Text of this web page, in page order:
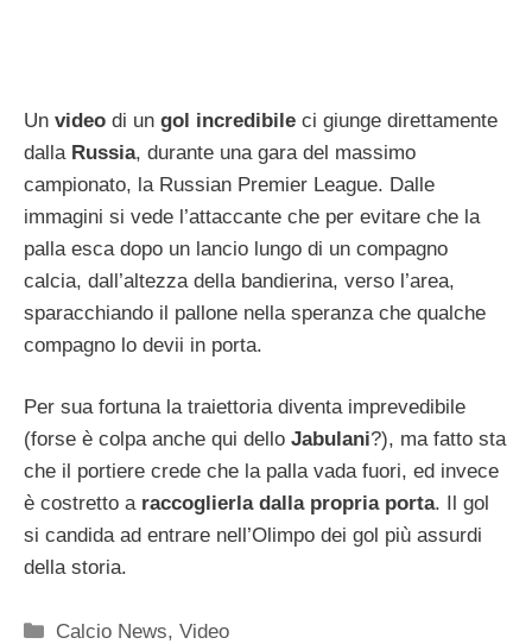
Un video di un gol incredibile ci giunge direttamente
dalla Russia, durante una gara del massimo
campionato, la Russian Premier League. Dalle
immagini si vede l’attaccante che per evitare che la
palla esca dopo un lancio lungo di un compagno
calcia, dall’altezza della bandierina, verso l’area,
sparacchiando il pallone nella speranza che qualche
compagno lo devii in porta.
Per sua fortuna la traiettoria diventa imprevedibile
(forse è colpa anche qui dello Jabulani?), ma fatto sta
che il portiere crede che la palla vada fuori, ed invece
è costretto a raccoglierla dalla propria porta. Il gol
si candida ad entrare nell’Olimpo dei gol più assurdi
della storia.
Categorie
Calcio News,Video